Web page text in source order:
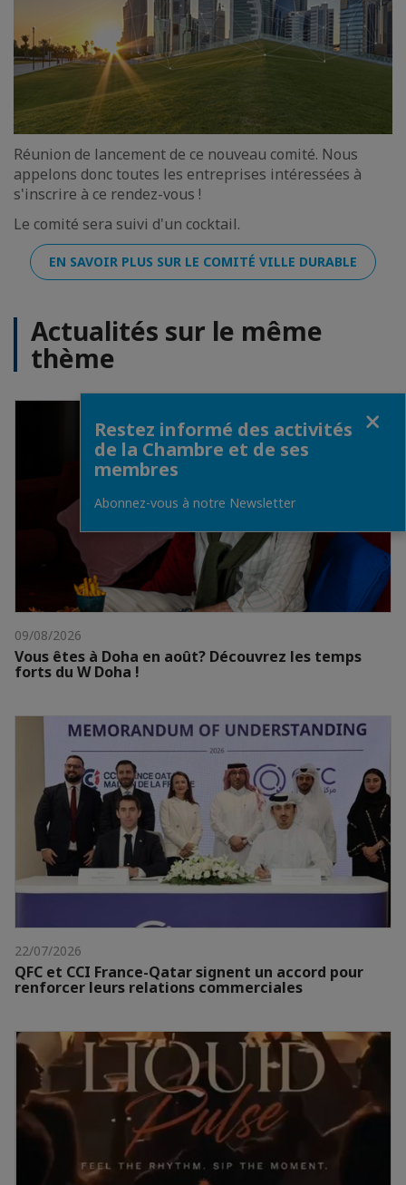
Réunion de lancement de ce nouveau comité. Nous
appelons donc toutes les entreprises intéressées à
s'inscrire à ce rendez-vous !
Le comité sera suivi d'un cocktail.
EN SAVOIR PLUS SUR LE COMITÉ VILLE DURABLE
Actualités sur le même
thème
09/08/2026
Vous êtes à Doha en août? Découvrez les temps
forts du W Doha !
22/07/2026
QFC et CCI France-Qatar signent un accord pour
renforcer leurs relations commerciales
Restez informé des activités
de la Chambre et de ses
membres
Abonnez-vous à notre Newsletter